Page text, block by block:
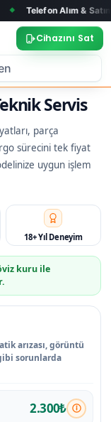
Alım & Satım ◆
Cihazını Sat
Servis
parça
sürecini tek fiyat
uygun işlem
18+ Yıl Deneyim
kuru ile
arızası, görüntü
sorunlarda
2.300₺